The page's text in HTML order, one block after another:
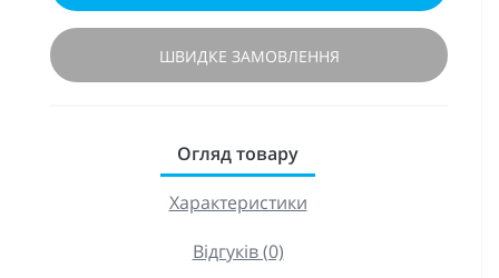
ШВИДКЕ ЗАМОВЛЕННЯ
Огляд товару
Характеристики
Відгуків (0)